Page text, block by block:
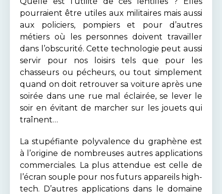
pourraient être utiles aux militaires mais aussi
aux policiers, pompiers et pour d’autres
métiers où les personnes doivent travailler
dans l’obscurité. Cette technologie peut aussi
servir pour nos loisirs tels que pour les
chasseurs ou pécheurs, ou tout simplement
quand on doit retrouver sa voiture après une
soirée dans une rue mal éclairée, se lever le
soir en évitant de marcher sur les jouets qui
traînent…
La stupéfiante polyvalence du graphène est
à l’origine de nombreuses autres applications
commerciales. La plus attendue est celle de
l’écran souple pour nos futurs appareils high-
tech. D’autres applications dans le domaine